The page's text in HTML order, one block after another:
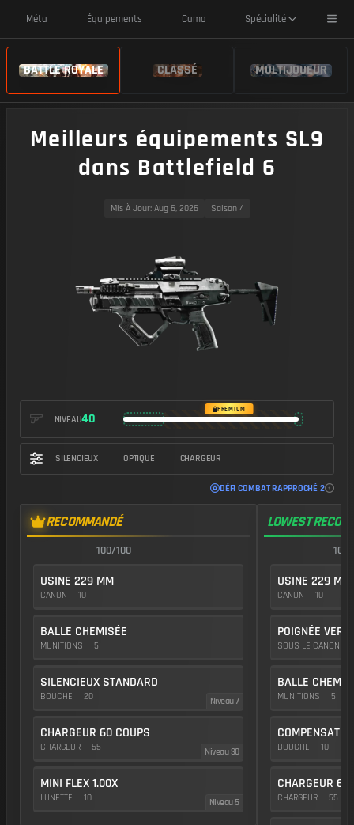
Méta Équipements Camo Spécialité
BATTLE ROYALE CLASSÉ MULTIJOUEUR
Meilleurs équipements SL9
dans Battlefield 6
Mis À Jour: Aug 6, 2026 Saison 4
NIVEAU40
PREMIUM
SILENCIEUX OPTIQUE CHARGEUR
DÉFI COMBAT RAPPROCHÉ 2
RECOMMANDÉ
100/100
USINE 229 MM
CANON 10
BALLE CHEMISÉE
MUNITIONS 5
SILENCIEUX STANDARD
BOUCHE 20 Niveau 7
CHARGEUR 60 COUPS
CHARGEUR 55 Niveau 30
MINI FLEX 1.00X
LUNETTE 10 Niveau 5
LOWEST RECOIL
USINE 229 MM
CANON 10
POIGNÉE
SOUS LE CANON
BALLE
MUNITIONS 5
BOUCHE 10
CHARGEUR 60
CHARGEUR 55